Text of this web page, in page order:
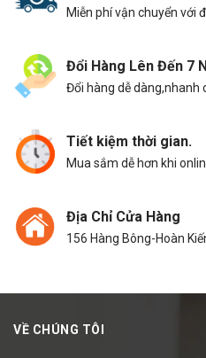
Miễn phí vận chuyển với
Đổi Hàng Lên Đến 7
Đổi hàng dễ dàng,nhanh
Tiết kiệm thời gian.
Mua sắm dễ hơn khi
Địa Chỉ Cửa Hàng
156 Hàng Bông-Hoàn
VỀ CHÚNG TÔI